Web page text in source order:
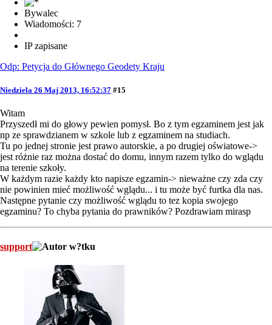
Bywalec
Wiadomości: 7
IP zapisane
Odp: Petycja do Głównego Geodety Kraju
Niedziela 26 Maj 2013, 16:52:37 #15
Witam
Przyszedł mi do głowy pewien pomysł. Bo z tym egzaminem jest jak
np ze sprawdzianem w szkole lub z egzaminem na studiach.
Tu po jednej stronie jest prawo autorskie, a po drugiej oświatowe->
jest różnie raz można dostać do domu, innym razem tylko do wglądu
na terenie szkoły.
W każdym razie każdy kto napisze egzamin-> nieważne czy zda czy
nie powinien mieć możliwość wglądu... i tu może być furtka dla nas.
Następne pytanie czy możliwość wglądu to tez kopia swojego
egzaminu? To chyba pytania do prawników? Pozdrawiam mirasp
support